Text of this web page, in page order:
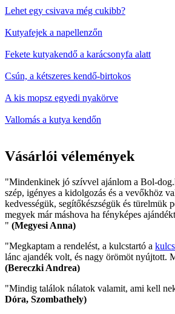
Lehet egy csivava még cukibb?
Kutyafejek a napellenzőn
Fekete kutyakendő a karácsonyfa alatt
Csún, a kétszeres kendő-birtokos
A kis mopsz egyedi nyakörve
Vallomás a kutya kendőn
Vásárlói vélemények
"Mindenkinek jó szívvel ajánlom a Bol-
szép, igényes a kidolgozás és a vevőkhöz
kedvességük, segítőkészségük és türelmük
megyek már máshova ha fényképes
" (Megyesi Anna)
"Megkaptam a rendelést, a kulcstartó a
lánc ajandék volt, és nagy örömöt nyújtott.
(Bereczki Andrea)
"Mindig találok nálatok valamit, ami kell
Dóra, Szombathely)